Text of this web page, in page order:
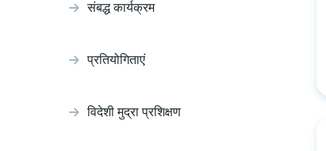
संबद्ध कार्यक्रम
प्रतियोगिताएं
विदेशी मुद्रा प्रशिक्षण